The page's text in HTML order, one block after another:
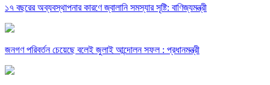
১৭ বছরের অব্যবস্থাপনার কারণে জ্বালানি সমস্যার সৃষ্টি: বাণিজ্যমন্ত্রী
জনগণ পরিবর্তন চেয়েছে বলেই জুলাই আন্দোলন সফল : প্রধানমন্ত্রী